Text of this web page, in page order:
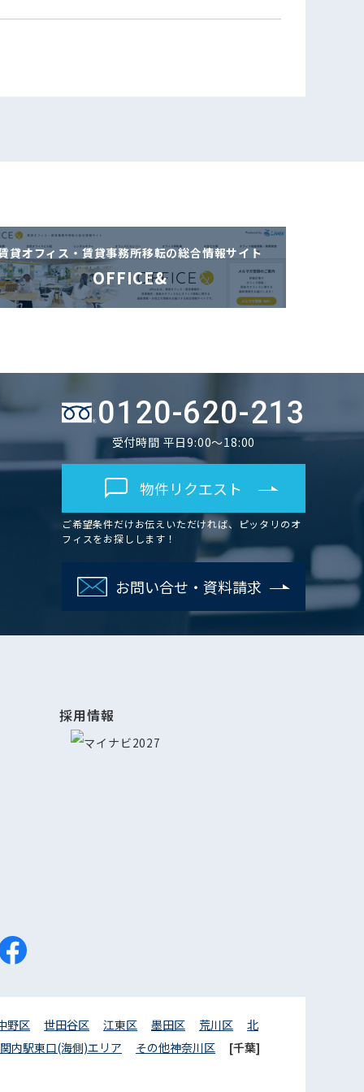
貸オフィス・賃貸事務所移転の総合情報サイト
OFFICE&
0120-620-213
受付時間 平日9:00～18:00
物件リクエスト
ご希望条件だけお伝えいただければ、ピッタリのオ
フィスをお探しします！
お問い合せ・資料請求
採用情報
野区 世田谷区 江東区 墨田区 荒川区
北
関内駅東口(海側)エリア その他神奈川区
[千葉]